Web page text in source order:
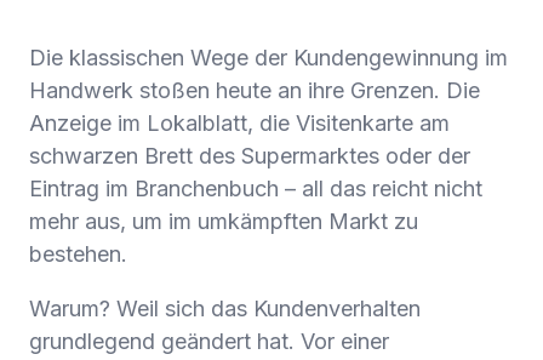
Die klassischen Wege der Kundengewinnung im
Handwerk stoßen heute an ihre Grenzen. Die
Anzeige im Lokalblatt, die Visitenkarte am
schwarzen Brett des Supermarktes oder der
Eintrag im Branchenbuch – all das reicht nicht
mehr aus, um im umkämpften Markt zu
bestehen.
Warum? Weil sich das Kundenverhalten
grundlegend geändert hat. Vor einer